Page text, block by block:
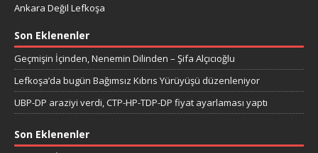
Ankara Değil Lefkoşa
Son Eklenenler
Geçmişin İçinden, Nenemin Dilinden – Şifa Alçıcıoğlu
Lefkoşa’da bugün Bağımsız Kıbrıs Yürüyüşü düzenleniyor
UBP-DP araziyi verdi, CTP-HP-TDP-DP fiyat ayarlaması yaptı
Son Eklenenler